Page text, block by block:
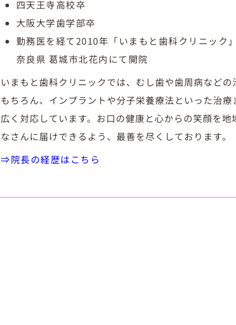
四天王寺高校卒
大阪大学歯学部卒
勤務医を経て2010年「いまもと歯科クリニック
奈良県 葛城市北花内にて開院
いまもと歯科クリニックでは、むし歯や歯周病などの
もちろん、インプラントや分子栄養療法といった治療
広く対応しています。お口の健康と心からの笑顔を地
なさんに届けできるよう、最善を尽くしております。
⇒院長の経歴はこちら